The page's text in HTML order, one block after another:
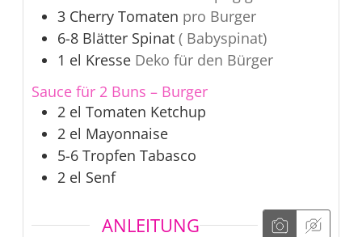
3 Cherry Tomaten pro Burger
6-8 Blätter Spinat ( Babyspinat)
1 el Kresse Deko für den Bürger
Sauce für 2 Buns – Burger
2 el Tomaten Ketchup
2 el Mayonnaise
5-6 Tropfen Tabasco
2 el Senf
ANLEITUNG